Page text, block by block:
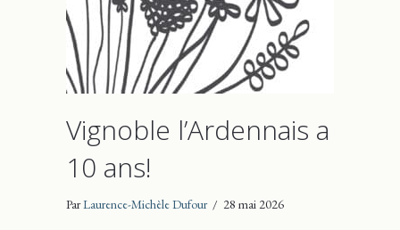
Vignoble l’Ardennais a
10 ans!
ParLaurence-Michèle Dufour / 28 mai 2026